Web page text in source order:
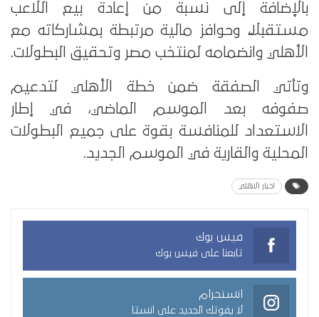
بالإضافة إلى نسبة من إعادة بيع اللاعب
مستقبلًا، وحوافز مالية مرتبطة بمشاركاته مع
الأهلي وانضمامه لمنتخب مصر وتحقيق البطولات.
وتأتي الصفقة ضمن خطة الأهلي لتدعيم
صفوفه بعد الموسم الماضي، في إطار
الاستعداد للمنافسة بقوة على جميع البطولات
المحلية والقارية في الموسم الجديد.
اخبار الاهلي
فيس بوك
تابعنا على فيس بوك
انستجرام
لا يفوتك الجديد على انستا